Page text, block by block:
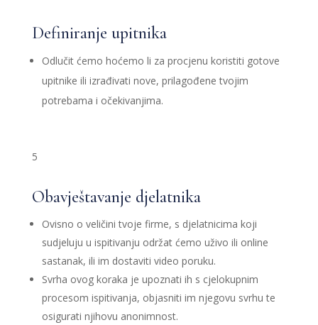
Definiranje upitnika
Odlučit ćemo hoćemo li za procjenu koristiti gotove
upitnike ili izrađivati nove, prilagođene tvojim
potrebama i očekivanjima.
5
Obavještavanje djelatnika
Ovisno o veličini tvoje firme, s djelatnicima koji
sudjeluju u ispitivanju održat ćemo uživo ili online
sastanak, ili im dostaviti video poruku.
Svrha ovog koraka je upoznati ih s cjelokupnim
procesom ispitivanja, objasniti im njegovu svrhu te
osigurati njihovu anonimnost.